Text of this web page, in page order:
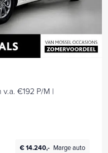
v.a. €192 P/M |
€ 14.240,- Marge auto